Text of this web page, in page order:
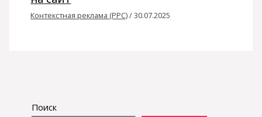
Контекстная реклама (PPC)/30.07.2025
Поиск